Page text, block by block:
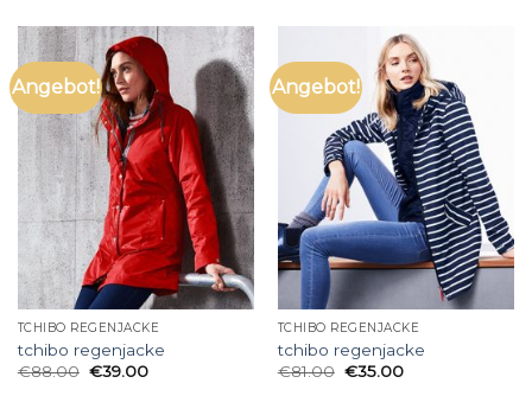
Angebot!
TCHIBO REGENJACKE
tchibo regenjacke
€88.00 €39.00
Angebot!
TCHIBO REGENJACKE
tchibo regenjacke
€81.00 €35.00